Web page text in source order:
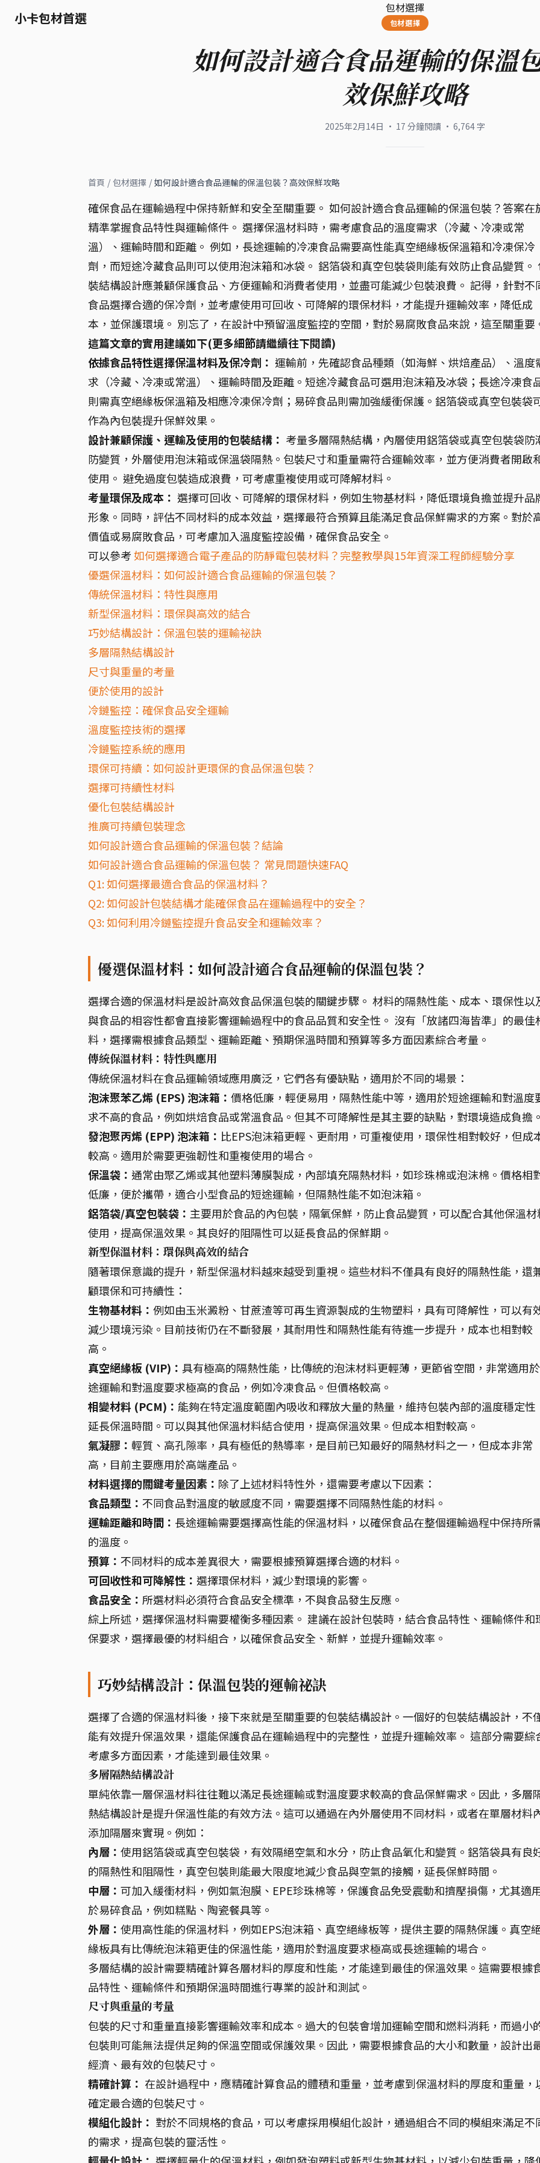
小卡包材首選
包材選擇
包材選擇
如何設計適合食品運輸的保溫
效保鮮攻略
2025年2月14日 · 17 分鐘閱讀 · 6,764字
首頁 / 包材選擇 / 如何設計適合食品運輸的保溫包裝？高效保鮮攻略
確保食品在運輸過程中保持新鮮和安全至關重要。 如何設計適合食品運輸的保溫包裝？答案在
精準掌握食品特性與運輸條件。 選擇保溫材料時，需考慮食品的溫度需求（冷藏、冷凍或常
溫）、運輸時間和距離。 例如，長途運輸的冷凍食品需要高性能真空絕緣板保溫箱和冷凍保冷
劑，而短途冷藏食品則可以使用泡沫箱和冰袋。 鋁箔袋和真空包裝袋則能有效防止食品變質。
裝結構設計應兼顧保護食品、方便運輸和消費者使用，並盡可能減少包裝浪費。 記得，針對不
食品選擇合適的保冷劑，並考慮使用可回收、可降解的環保材料，才能提升運輸效率，降低成
本，並保護環境。 別忘了，在設計中預留溫度監控的空間，對於易腐敗食品來說，這至關重要
這篇文章的實用建議如下(更多細節請繼續往下閱讀)
依據食品特性選擇保溫材料及保冷劑： 運輸前，先確認食品種類（如海鮮、烘焙產品）、溫度
求（冷藏、冷凍或常溫）、運輸時間及距離。短途冷藏食品可選用泡沫箱及冰袋；長途冷凍食
則需真空絕緣板保溫箱及相應冷凍保冷劑；易碎食品則需加強緩衝保護。鋁箔袋或真空包裝袋
作為內包裝提升保鮮效果。
設計兼顧保護、運輸及使用的包裝結構： 考量多層隔熱結構，內層使用鋁箔袋或真空包裝袋防
防變質，外層使用泡沫箱或保溫袋隔熱。包裝尺寸和重量需符合運輸效率，並方便消費者開啟
使用。 避免過度包裝造成浪費，可考慮重複使用或可降解材料。
考量環保及成本： 選擇可回收、可降解的環保材料，例如生物基材料，降低環境負擔並提升品
形象。同時，評估不同材料的成本效益，選擇最符合預算且能滿足食品保鮮需求的方案。對於
價值或易腐敗食品，可考慮加入溫度監控設備，確保食品安全。
可以參考如何選擇適合電子產品的防靜電包裝材料？完整教學與15年資深工程師經驗分享
優選保溫材料：如何設計適合食品運輸的保溫包裝？
傳統保溫材料：特性與應用
新型保溫材料：環保與高效的結合
巧妙結構設計：保溫包裝的運輸祕訣
多層隔熱結構設計
尺寸與重量的考量
便於使用的設計
冷鏈監控：確保食品安全運輸
溫度監控技術的選擇
冷鏈監控系統的應用
環保可持續：如何設計更環保的食品保溫包裝？
選擇可持續性材料
優化包裝結構設計
推廣可持續包裝理念
如何設計適合食品運輸的保溫包裝？結論
如何設計適合食品運輸的保溫包裝？ 常見問題快速FAQ
Q1: 如何選擇最適合食品的保溫材料？
Q2: 如何設計包裝結構才能確保食品在運輸過程中的安全？
Q3: 如何利用冷鏈監控提升食品安全和運輸效率？
優選保溫材料：如何設計適合食品運輸的保溫包裝？
選擇合適的保溫材料是設計高效食品保溫包裝的關鍵步驟。 材料的隔熱性能、成本、環保性以
與食品的相容性都會直接影響運輸過程中的食品品質和安全性。 沒有「放諸四海皆準」的最佳
料，選擇需根據食品類型、運輸距離、預期保溫時間和預算等多方面因素綜合考量。
傳統保溫材料：特性與應用
傳統保溫材料在食品運輸領域應用廣泛，它們各有優缺點，適用於不同的場景：
泡沫聚苯乙烯 (EPS) 泡沫箱： 價格低廉，輕便易用，隔熱性能中等，適用於短途運輸和對溫度
求不高的食品，例如烘焙食品或常溫食品。但其不可降解性是其主要的缺點，對環境造成負擔
發泡聚丙烯 (EPP) 泡沫箱： 比EPS泡沫箱更輕、更耐用，可重複使用，環保性相對較好，但成
較高。適用於需要更強韌性和重複使用的場合。
保溫袋： 通常由聚乙烯或其他塑料薄膜製成，內部填充隔熱材料，如珍珠棉或泡沫棉。價格相
低廉，便於攜帶，適合小型食品的短途運輸，但隔熱性能不如泡沫箱。
鋁箔袋/真空包裝袋： 主要用於食品的內包裝，隔氧保鮮，防止食品變質，可以配合其他保溫材
使用，提高保溫效果。其良好的阻隔性可以延長食品的保鮮期。
新型保溫材料：環保與高效的結合
隨著環保意識的提升，新型保溫材料越來越受到重視。這些材料不僅具有良好的隔熱性能，還
顧環保和可持續性：
生物基材料： 例如由玉米澱粉、甘蔗渣等可再生資源製成的生物塑料，具有可降解性，可以有
減少環境污染。目前技術仍在不斷發展，其耐用性和隔熱性能有待進一步提升，成本也相對較
高。
真空絕緣板 (VIP)： 具有極高的隔熱性能，比傳統的泡沫材料更輕薄，更節省空間，非常適用
途運輸和對溫度要求極高的食品，例如冷凍食品。但價格較高。
相變材料 (PCM)： 能夠在特定溫度範圍內吸收和釋放大量的熱量，維持包裝內部的溫度穩定性
延長保溫時間。可以與其他保溫材料結合使用，提高保溫效果。但成本相對較高。
氣凝膠： 輕質、高孔隙率，具有極低的熱導率，是目前已知最好的隔熱材料之一，但成本非常
高，目前主要應用於高端產品。
材料選擇的關鍵考量因素： 除了上述材料特性外，還需要考慮以下因素：
食品類型： 不同食品對溫度的敏感度不同，需要選擇不同隔熱性能的材料。
運輸距離和時間： 長途運輸需要選擇高性能的保溫材料，以確保食品在整個運輸過程中保持所
的溫度。
預算： 不同材料的成本差異很大，需要根據預算選擇合適的材料。
可回收性和可降解性： 選擇環保材料，減少對環境的影響。
食品安全： 所選材料必須符合食品安全標準，不與食品發生反應。
綜上所述，選擇保溫材料需要權衡多種因素。 建議在設計包裝時，結合食品特性、運輸條件和
保要求，選擇最優的材料組合，以確保食品安全、新鮮，並提升運輸效率。
巧妙結構設計：保溫包裝的運輸祕訣
選擇了合適的保溫材料後，接下來就是至關重要的包裝結構設計。一個好的包裝結構設計，不
能有效提升保溫效果，還能保護食品在運輸過程中的完整性，並提升運輸效率。 這部分需要綜
考慮多方面因素，才能達到最佳效果。
多層隔熱結構設計
單純依靠一層保溫材料往往難以滿足長途運輸或對溫度要求較高的食品保鮮需求。因此，多層
熱結構設計是提升保溫性能的有效方法。這可以通過在內外層使用不同材料，或者在單層材料
添加隔層來實現。例如：
內層： 使用鋁箔袋或真空包裝袋，有效隔絕空氣和水分，防止食品氧化和變質。鋁箔袋具有良
的隔熱性和阻隔性，真空包裝則能最大限度地減少食品與空氣的接觸，延長保鮮時間。
中層： 可加入緩衝材料，例如氣泡膜、EPE珍珠棉等，保護食品免受震動和擠壓損傷，尤其適
於易碎食品，例如糕點、陶瓷餐具等。
外層： 使用高性能的保溫材料，例如EPS泡沫箱、真空絕緣板等，提供主要的隔熱保護。真空
緣板具有比傳統泡沫箱更佳的保溫性能，適用於對溫度要求極高或長途運輸的場合。
多層結構的設計需要精確計算各層材料的厚度和性能，才能達到最佳的保溫效果。這需要根據
品特性、運輸條件和預期保溫時間進行專業的設計和測試。
尺寸與重量的考量
包裝的尺寸和重量直接影響運輸效率和成本。過大的包裝會增加運輸空間和燃料消耗，而過小
包裝則可能無法提供足夠的保溫空間或保護效果。因此，需要根據食品的大小和數量，設計出
經濟、最有效的包裝尺寸。
精確計算： 在設計過程中，應精確計算食品的體積和重量，並考慮到保溫材料的厚度和重量，
確定最合適的包裝尺寸。
模組化設計： 對於不同規格的食品，可以考慮採用模組化設計，通過組合不同的模組來滿足不
的需求，提高包裝的靈活性。